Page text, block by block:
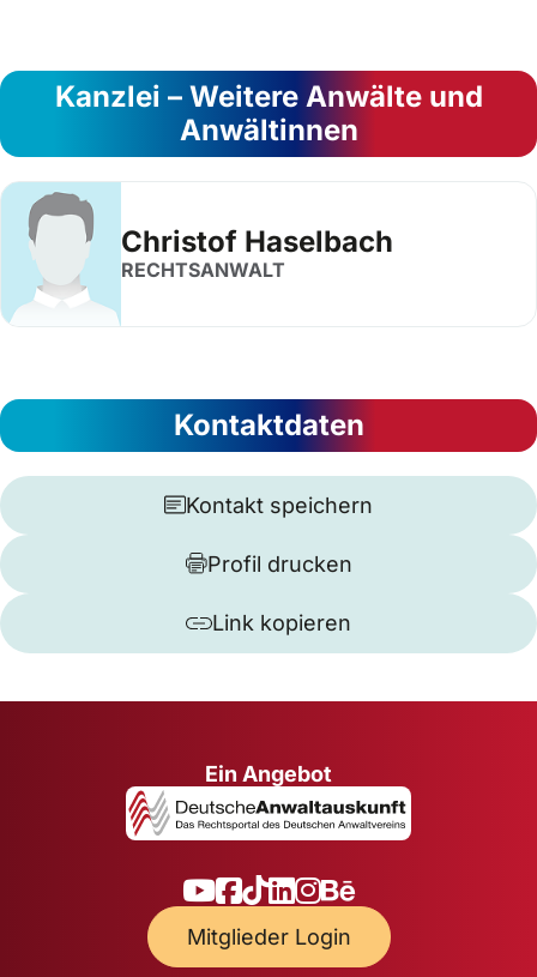
Kanzlei – Weitere Anwälte und
Anwältinnen
Christof Haselbach
RECHTSANWALT
Kontaktdaten
Kontakt speichern
Profil drucken
Link kopieren
Ein Angebot
Mitglieder Login